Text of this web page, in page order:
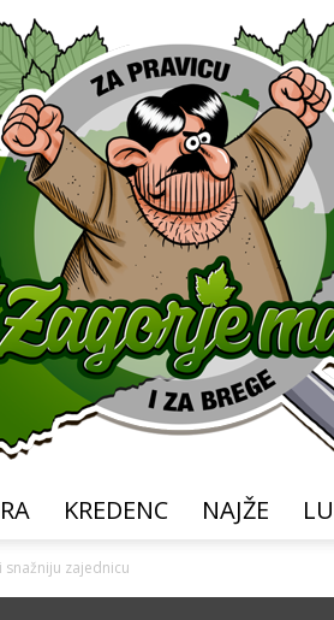
KREDENC NAJŽE
zajednicu